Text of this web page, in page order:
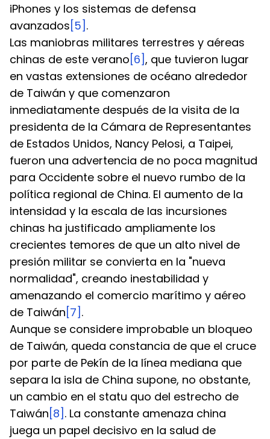
iPhones y los sistemas de defensa
avanzados [5] .
Las maniobras militares terrestres y aéreas
chinas de este verano [6], que tuvieron lugar
en vastas extensiones de océano alrededor
de Taiwán y que comenzaron
inmediatamente después de la visita de la
presidenta de la Cámara de Representantes
de Estados Unidos, Nancy Pelosi, a Taipei,
fueron una advertencia de no poca magnitud
para Occidente sobre el nuevo rumbo de la
política regional de China. El aumento de la
intensidad y la escala de las incursiones
chinas ha justificado ampliamente los
crecientes temores de que un alto nivel de
presión militar se convierta en la "nueva
normalidad", creando inestabilidad y
amenazando el comercio marítimo y aéreo
de Taiwán [7] .
Aunque se considere improbable un bloqueo
de Taiwán, queda constancia de que el cruce
por parte de Pekín de la línea mediana que
separa la isla de China supone, no obstante,
un cambio en el statu quo del estrecho de
Taiwán [8] . La constante amenaza china
juega un papel decisivo en la salud de